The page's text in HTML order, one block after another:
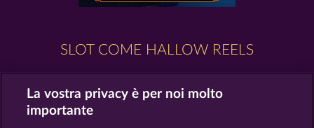
SLOT COME HALLOW REELS
La vostra privacy è per noi molto
importante